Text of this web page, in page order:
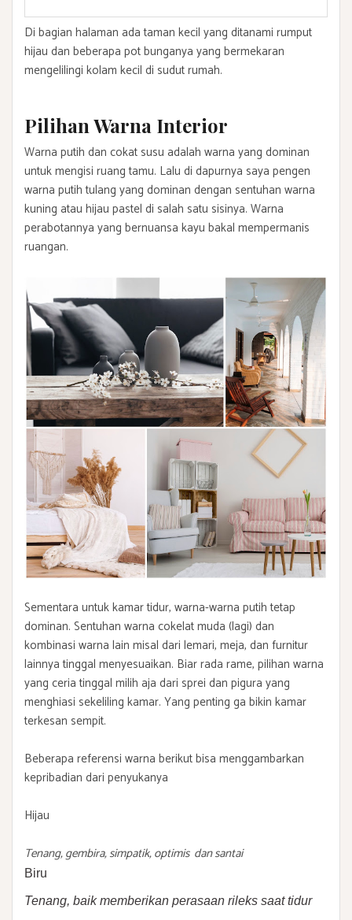
Di bagian halaman ada taman kecil yang ditanami rumput
hijau dan beberapa pot bunganya yang bermekaran
mengelilingi kolam kecil di sudut rumah.
Pilihan Warna Interior
Warna putih dan cokat susu adalah warna yang dominan
untuk mengisi ruang tamu. Lalu di dapurnya saya pengen
warna putih tulang yang dominan dengan sentuhan warna
kuning atau hijau pastel di salah satu sisinya. Warna
perabotannya yang bernuansa kayu bakal mempermanis
ruangan.
Sementara untuk kamar tidur, warna-warna putih tetap
dominan. Sentuhan warna cokelat muda (lagi) dan
kombinasi warna lain misal dari lemari, meja, dan furnitur
lainnya tinggal menyesuaikan. Biar rada rame, pilihan warna
yang ceria tinggal milih aja dari sprei dan pigura yang
menghiasi sekeliling kamar. Yang penting ga bikin kamar
terkesan sempit.
Beberapa referensi warna berikut bisa menggambarkan
kepribadian dari penyukanya
Hijau
Tenang, gembira, simpatik, optimis dan santai
Biru
Tenang, baik memberikan perasaan rileks saat tidur